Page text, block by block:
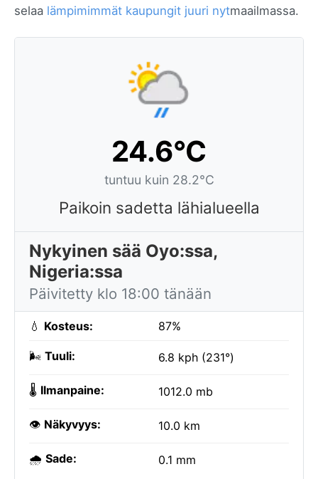
selaa lämpimimmät kaupungit juuri nytmaailmassa.
24.6°C
tuntuu kuin 28.2°C
Paikoin sadetta lähialueella
Nykyinen sää Oyo:ssa,
Nigeria:ssa
Päivitetty klo 18:00 tänään
💧 Kosteus: 87%
🌬️ Tuuli: 6.8 kph (231°)
🌡️ Ilmanpaine: 1012.0 mb
👁️ Näkyvyys: 10.0 km
🌧️ Sade: 0.1 mm